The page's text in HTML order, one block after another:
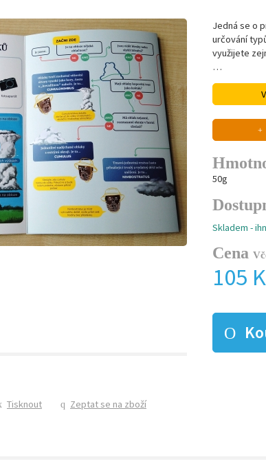
Jedná se o
určování
využijete
…
50g
Skladem -
Cena
105
Tisknout Zeptat se na zboží